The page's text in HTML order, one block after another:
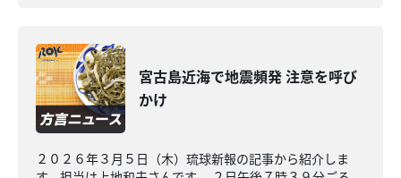
宮古島近海で地震頻発 注意を呼び
かけ
２０２６年３月５日（木）琉球新報の記事から紹介しま